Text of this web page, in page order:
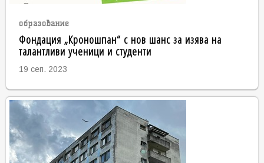
образование
Фондация „Кроношпан“ с нов шанс за изява на
талантливи ученици и студенти
19 сеп. 2023